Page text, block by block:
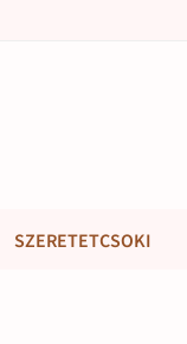
SZERETETCSOKI